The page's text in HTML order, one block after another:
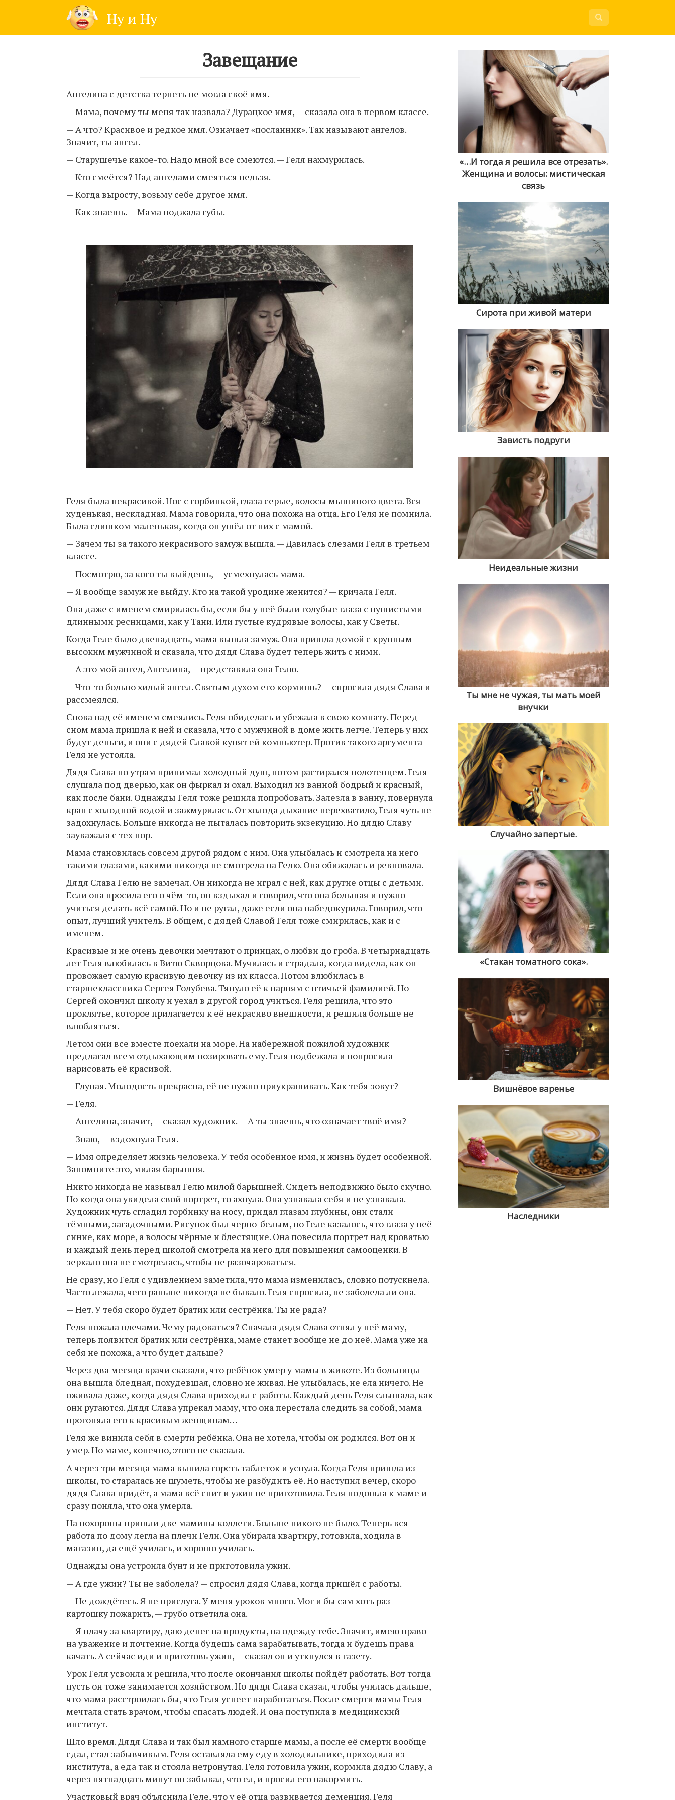
Ну и Ну
Завещание
Ангелина с детства терпеть не могла своё имя.
— Мама, почему ты меня так назвала? Дурацкое имя, — сказала она в первом классе.
— А что? Красивое и редкое имя. Означает «посланник». Так называют ангелов.
Значит, ты ангел.
— Старушечье какое-то. Надо мной все смеются. — Геля нахмурилась.
— Кто смеётся? Над ангелами смеяться нельзя.
— Когда выросту, возьму себе другое имя.
— Как знаешь. — Мама поджала губы.
Геля была некрасивой. Нос с горбинкой, глаза серые, волосы мышиного цвета. Вся
худенькая, нескладная. Мама говорила, что она похожа на отца. Его Геля не помнила.
Была слишком маленькая, когда он ушёл от них с мамой.
— Зачем ты за такого некрасивого замуж вышла. — Давилась слезами Геля в третьем
классе.
— Посмотрю, за кого ты выйдешь, — усмехнулась мама.
— Я вообще замуж не выйду. Кто на такой уродине женится? — кричала Геля.
Она даже с именем смирилась бы, если бы у неё были голубые глаза с пушистыми
длинными ресницами, как у Тани. Или густые кудрявые волосы, как у Светы.
Когда Геле было двенадцать, мама вышла замуж. Она пришла домой с крупным
высоким мужчиной и сказала, что дядя Слава будет теперь жить с ними.
— А это мой ангел, Ангелина, — представила она Гелю.
— Что-то больно хилый ангел. Святым духом его кормишь? — спросила дядя Слава и
рассмеялся.
Снова над её именем смеялись. Геля обиделась и убежала в свою комнату. Перед
сном мама пришла к ней и сказала, что с мужчиной в доме жить легче. Теперь у них
будут деньги, и они с дядей Славой купят ей компьютер. Против такого аргумента
Геля не устояла.
Дядя Слава по утрам принимал холодный душ, потом растирался полотенцем. Геля
слушала под дверью, как он фыркал и охал. Выходил из ванной бодрый и красный,
как после бани. Однажды Геля тоже решила попробовать. Залезла в ванну, повернула
кран с холодной водой и зажмурилась. От холода дыхание перехватило, Геля чуть не
задохнулась. Больше никогда не пыталась повторить экзекуцию. Но дядю Славу
зауважала с тех пор.
Мама становилась совсем другой рядом с ним. Она улыбалась и смотрела на него
такими глазами, какими никогда не смотрела на Гелю. Она обижалась и ревновала.
Дядя Слава Гелю не замечал. Он никогда не играл с ней, как другие отцы с детьми.
Если она просила его о чём-то, он вздыхал и говорил, что она большая и нужно
учиться делать всё самой. Но и не ругал, даже если она набедокурила. Говорил, что
опыт, лучший учитель. В общем, с дядей Славой Геля тоже смирилась, как и с
именем.
Красивые и не очень девочки мечтают о принцах, о любви до гроба. В четырнадцать
лет Геля влюбилась в Витю Скворцова. Мучилась и страдала, когда видела, как он
провожает самую красивую девочку из их класса. Потом влюбилась в
старшеклассника Сергея Голубева. Тянуло её к парням с птичьей фамилией. Но
Сергей окончил школу и уехал в другой город учиться. Геля решила, что это
проклятье, которое прилагается к её некрасиво внешности, и решила больше не
влюбляться.
Летом они все вместе поехали на море. На набережной пожилой художник
предлагал всем отдыхающим позировать ему. Геля подбежала и попросила
нарисовать её красивой.
— Глупая. Молодость прекрасна, её не нужно приукрашивать. Как тебя зовут?
— Геля.
— Ангелина, значит, — сказал художник. — А ты знаешь, что означает твоё имя?
— Знаю, — вздохнула Геля.
— Имя определяет жизнь человека. У тебя особенное имя, и жизнь будет особенной.
Запомните это, милая барышня.
Никто никогда не называл Гелю милой барышней. Сидеть неподвижно было скучно.
Но когда она увидела свой портрет, то ахнула. Она узнавала себя и не узнавала.
Художник чуть сгладил горбинку на носу, придал глазам глубины, они стали
тёмными, загадочными. Рисунок был черно-белым, но Геле казалось, что глаза у неё
синие, как море, а волосы чёрные и блестящие. Она повесила портрет над кроватью
и каждый день перед школой смотрела на него для повышения самооценки. В
зеркало она не смотрелась, чтобы не разочароваться.
Не сразу, но Геля с удивлением заметила, что мама изменилась, словно потускнела.
Часто лежала, чего раньше никогда не бывало. Геля спросила, не заболела ли она.
— Нет. У тебя скоро будет братик или сестрёнка. Ты не рада?
Геля пожала плечами. Чему радоваться? Сначала дядя Слава отнял у неё маму,
теперь появится братик или сестрёнка, маме станет вообще не до неё. Мама уже на
себя не похожа, а что будет дальше?
Через два месяца врачи сказали, что ребёнок умер у мамы в животе. Из больницы
она вышла бледная, похудевшая, словно не живая. Не улыбалась, не ела ничего. Не
оживала даже, когда дядя Слава приходил с работы. Каждый день Геля слышала, как
они ругаются. Дядя Слава упрекал маму, что она перестала следить за собой, мама
прогоняла его к красивым женщинам…
Геля же винила себя в смерти ребёнка. Она не хотела, чтобы он родился. Вот он и
умер. Но маме, конечно, этого не сказала.
А через три месяца мама выпила горсть таблеток и уснула. Когда Геля пришла из
школы, то старалась не шуметь, чтобы не разбудить её. Но наступил вечер, скоро
дядя Слава придёт, а мама всё спит и ужин не приготовила. Геля подошла к маме и
сразу поняла, что она умерла.
На похороны пришли две мамины коллеги. Больше никого не было. Теперь вся
работа по дому легла на плечи Гели. Она убирала квартиру, готовила, ходила в
магазин, да ещё училась, и хорошо училась.
Однажды она устроила бунт и не приготовила ужин.
— А где ужин? Ты не заболела? — спросил дядя Слава, когда пришёл с работы.
— Не дождётесь. Я не прислуга. У меня уроков много. Мог и бы сам хоть раз
картошку пожарить, — грубо ответила она.
— Я плачу за квартиру, даю денег на продукты, на одежду тебе. Значит, имею право
на уважение и почтение. Когда будешь сама зарабатывать, тогда и будешь права
качать. А сейчас иди и приготовь ужин, — сказал он и уткнулся в газету.
Урок Геля усвоила и решила, что после окончания школы пойдёт работать. Вот тогда
пусть он тоже занимается хозяйством. Но дядя Слава сказал, чтобы училась дальше,
что мама расстроилась бы, что Геля успеет наработаться. После смерти мамы Геля
мечтала стать врачом, чтобы спасать людей. И она поступила в медицинский
институт.
Шло время. Дядя Слава и так был намного старше мамы, а после её смерти вообще
сдал, стал забывчивым. Геля оставляла ему еду в холодильнике, приходила из
института, а еда так и стояла нетронутая. Геля готовила ужин, кормила дядю Славу, а
через пятнадцать минут он забывал, что ел, и просил его накормить.
Участковый врач объяснила Геле, что у её отца развивается деменция. Геля
«…И тогда я решила все отрезать».
Женщина и волосы: мистическая
связь
Сирота при живой матери
Зависть подруги
Неидеальные жизни
Ты мне не чужая, ты мать моей
внучки
Случайно запертые.
«Стакан томатного сока».
Вишнёвое варенье
Наследники